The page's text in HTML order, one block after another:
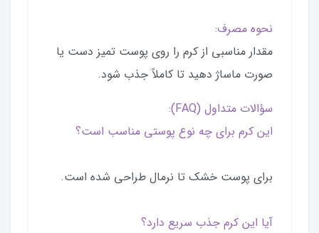
نحوه مصرف:
مقدار مناسبی از کرم را روی پوست تمیز دست یا
صورت ماساژ دهید تا کاملاً جذب شود.
سؤالات متداول (FAQ):
این کرم برای چه نوع پوستی مناسب است؟
برای پوست خشک تا نرمال طراحی شده است.
آیا این کرم جذب سریع دارد؟